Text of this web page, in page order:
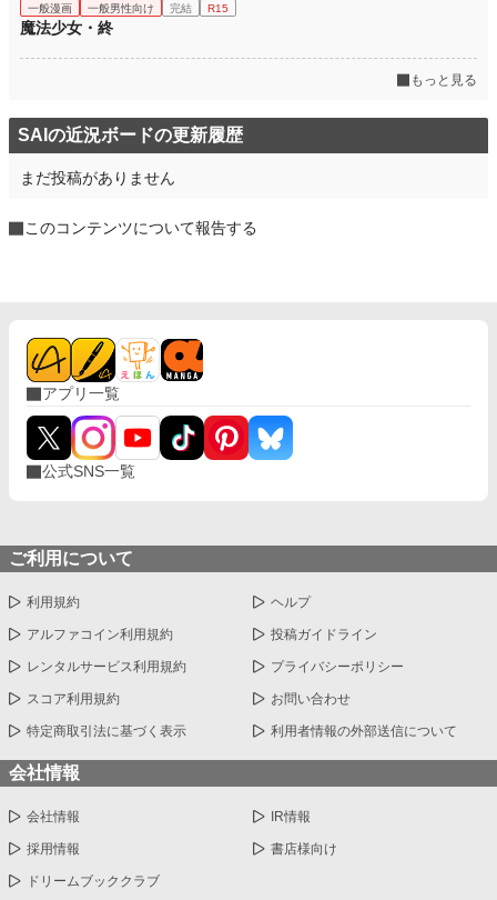
一般漫画 一般男性向け 完結 R15
魔法少女・終
もっと見る
SAIの近況ボードの更新履歴
まだ投稿がありません
このコンテンツについて報告する
アプリ一覧
公式SNS一覧
ご利用について
利用規約 ヘルプ
アルファコイン利用規約 投稿ガイドライン
レンタルサービス利用規約 プライバシーポリシー
スコア利用規約 お問い合わせ
特定商取引法に基づく表示 利用者情報の外部送信について
会社情報
会社情報 IR情報
採用情報 書店様向け
ドリームブッククラブ